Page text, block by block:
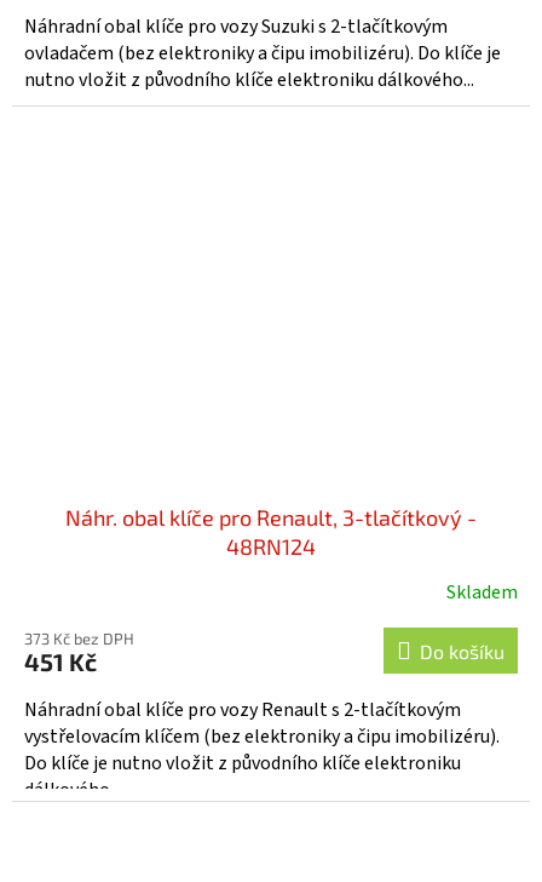
Náhradní obal klíče pro vozy Suzuki s 2-tlačítkovým
ovladačem (bez elektroniky a čipu imobilizéru). Do klíče je
nutno vložit z původního klíče elektroniku dálkového...
Náhr. obal klíče pro Renault, 3-tlačítkový -
48RN124
Skladem
373 Kč bez DPH
451 Kč Do košíku
Náhradní obal klíče pro vozy Renault s 2-tlačítkovým
vystřelovacím klíčem (bez elektroniky a čipu imobilizéru).
Do klíče je nutno vložit z původního klíče elektroniku
dálkového...